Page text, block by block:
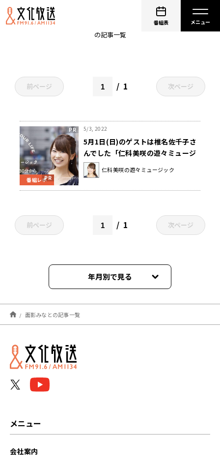
番組表
の記事一覧
前ページ 1 次ページ
番組レポ
5/3, 2022
5月1日(日)のゲストは椎名佐千子さ
んでした「仁科美咲の遊々ミュージ
ック」
仁科美咲の遊々ミュージック
前ページ 1 次ページ
年月別で見る
2022年05月
面影みなとの記事一覧
メニュー
会社案内